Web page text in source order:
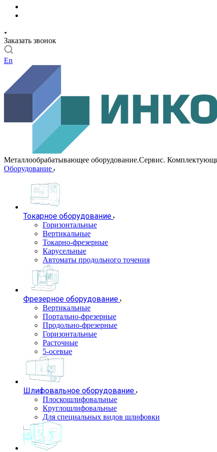
Заказать звонок
En
Металлообрабатывающее оборудование.Сервис.
Оборудование
Токарное оборудование
Горизонтальные
Вертикальные
Токарно-фрезерные
Карусельные
Автоматы продольного точения
Фрезерное оборудование
Вертикальные
Портально-фрезерные
Продольно-фрезерные
Горизонтальные
Расточные
5-осевые
Шлифовальное оборудование
Плоскошлифовальные
Круглошлифовальные
Для специальных видов шлифовки